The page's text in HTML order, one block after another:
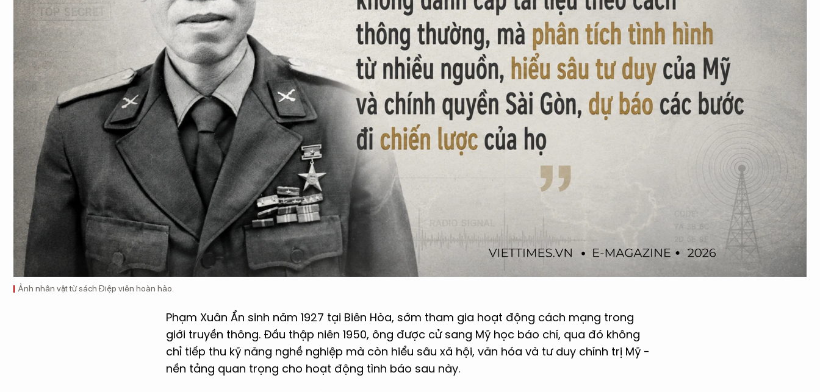
Ảnh nhân vật từ sách Điệp viên hoàn hảo.
Phạm Xuân Ẩn sinh năm 1927 tại Biên Hòa, sớm tham gia hoạt động cách mạng trong
giới truyền thông. Đầu thập niên 1950, ông được cử sang Mỹ học báo chí, qua đó không
chỉ tiếp thu kỹ năng nghề nghiệp mà còn hiểu sâu xã hội, văn hóa và tư duy chính trị Mỹ -
nền tảng quan trọng cho hoạt động tình báo sau này.